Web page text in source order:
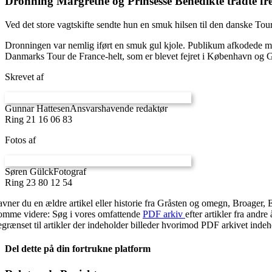
Ved det store vagtskifte sendte hun en smuk hilsen til den danske
Dronningen var nemlig iført en smuk gul kjole. Publikum afkodede
Danmarks Tour de France-helt, som er blevet fejret i København og
Skrevet af
Gunnar HattesenAnsvarshavende redaktør
Ring 21 16 06 83
Fotos af
Søren GülckFotograf
Ring 23 80 12 54
du en ældre artikel eller historie fra Gråsten og omegn,
videre: Søg i vores omfattende PDF arkiv efter artikler fra
til artikler der indeholder billeder hvorimod PDF arkivet
Del dette på din fortrukne platform